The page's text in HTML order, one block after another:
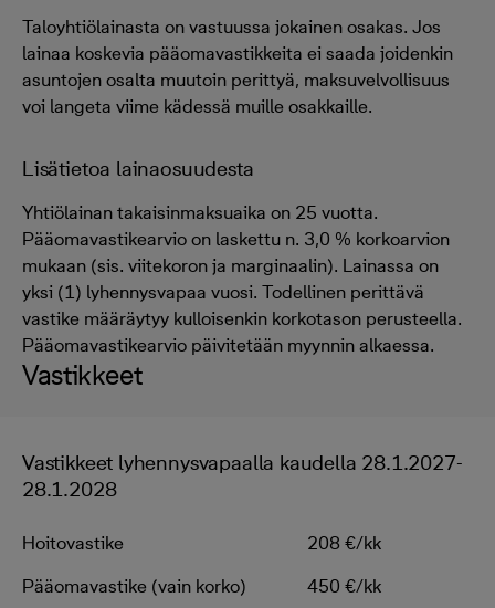
Taloyhtiölainasta on vastuussa jokainen osakas. Jos
lainaa koskevia pääomavastikkeita ei saada joidenkin
asuntojen osalta muutoin perittyä, maksuvelvollisuus
voi langeta viime kädessä muille osakkaille.
Lisätietoa lainaosuudesta
Yhtiölainan takaisinmaksuaika on 25 vuotta.
Pääomavastikearvio on laskettu n. 3,0 % korkoarvion
mukaan (sis. viitekoron ja marginaalin). Lainassa on
yksi (1) lyhennysvapaa vuosi. Todellinen perittävä
vastike määräytyy kulloisenkin korkotason perusteella.
Pääomavastikearvio päivitetään myynnin alkaessa.
Vastikkeet
Vastikkeet lyhennysvapaalla kaudella 28.1.2027-
28.1.2028
Hoitovastike
208 €/kk
Pääomavastike (vain korko)
450 €/kk